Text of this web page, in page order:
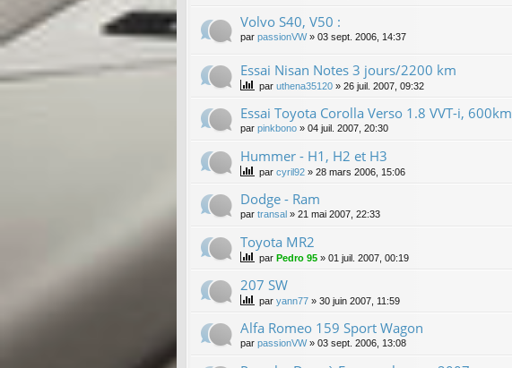
Volvo S40, V50 :
par passionVW» 03 sept. 2006, 14:37
Essai Nisan Notes 3 jours/2200 km
par uthena35120 » 26 juil. 2007, 09:32
Essai Toyota Corolla Verso 1.8 VVT-i, 600km
par pinkbono » 04 juil. 2007, 20:30
Hummer - H1, H2 et H3
par cyril92 » 28 mars 2006, 15:06
Dodge - Ram
par transal » 21 mai 2007, 22:33
Toyota MR2
par Pedro 95 » 01 juil. 2007, 00:19
207 SW
par yann77 » 30 juin 2007, 11:59
Alfa Romeo 159 Sport Wagon
par passionVW» 03 sept. 2006, 13:08